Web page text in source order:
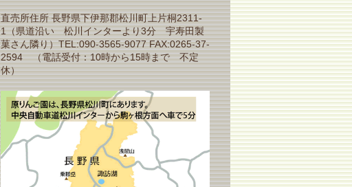
直売所住所 長野県下伊那郡松川町上片桐2311-
1（県道沿い 松川インターより3分 宇寿田製
菓さん隣り）TEL:090-3565-9077 FAX:0265-37-
2594 （電話受付：10時から15時まで 不定
休）